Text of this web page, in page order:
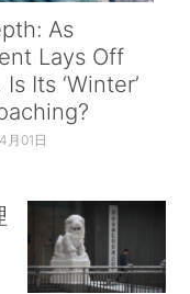
As
Lays Off
Its ‘Winter’
月01日